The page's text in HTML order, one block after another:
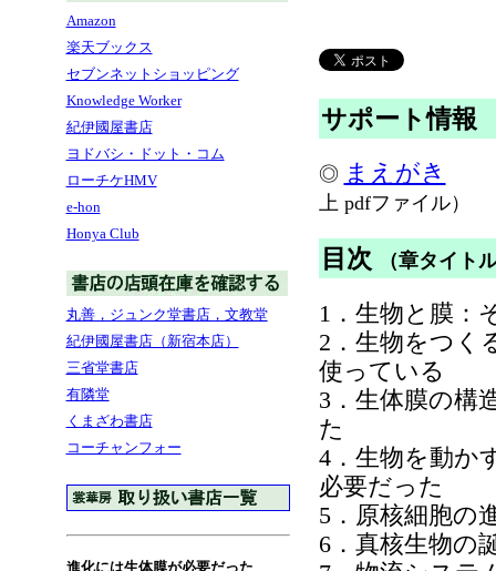
Amazon
楽天ブックス
セブンネットショッピング
Knowledge Worker
紀伊國屋書店
ヨドバシ・ドット・コム
ローチケHMV
e-hon
Honya Club
丸善，ジュンク堂書店，文教堂
紀伊國屋書店（新宿本店）
三省堂書店
有隣堂
くまざわ書店
コーチャンフォー
進化には生体膜が必要だった
サポート情報
◎ まえがき
上 pdfファイル）
目次 （章タイト
1．生物と膜：
2．生物をつく
使っている
3．生体膜の構
た
4．生物を動か
必要だった
5．原核細胞の
6．真核生物の